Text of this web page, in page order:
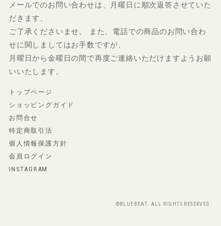
メールでのお問い合わせは、月曜日に順次返答させていた
だきます、
ご了承くださいませ。 また、電話での商品のお問い合わ
せに関しましてはお手数ですが、
月曜日から金曜日の間で再度ご連絡いただけますようお願
いいたします。
トップページ
ショッピングガイド
お問合せ
特定商取引法
個人情報保護方針
会員ログイン
INSTAGRAM
©BLUEBEAT. ALL RIGHTS RESERVED.